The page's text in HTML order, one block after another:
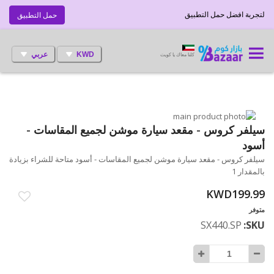
حمل التطبيق لتجربة افضل حمل التطبيق
KWD عربي كلنا معاك يا كويت
انتقل
إلى
النهاية
معرض
الصور
تخطي
بداية
معرض
الصور
سيلفر كروس - مقعد سيارة موشن لجميع المقاسات -
أسود
سيلفر كروس - مقعد سيارة موشن لجميع المقاسات - أسود متاحة للشراء بزيادة
بالمقدار 1
KWD199.99
متوفر
SKU
SX440.SP